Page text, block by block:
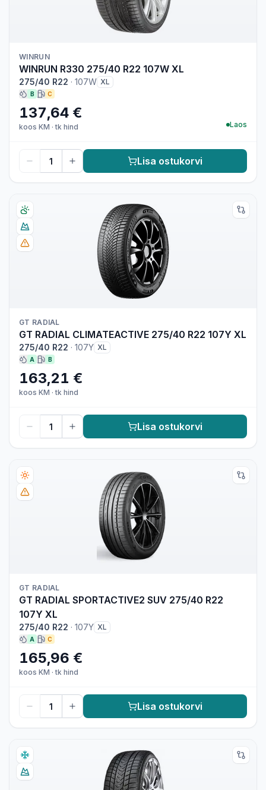
WINRUN
WINRUN R330 275/40 R22 107W XL
275/40 R22 · 107W XL
B C
137,64 €
koos KM ·tk hind Laos
Lisa ostukorvi
GT RADIAL
GT RADIAL CLIMATEACTIVE 275/40 R22 107Y XL
275/40 R22 · 107Y XL
A B
163,21 €
koos KM ·tk hind
Lisa ostukorvi
GT RADIAL
GT RADIAL SPORTACTIVE2 SUV 275/40 R22
107Y XL
275/40 R22 · 107Y XL
A C
165,96 €
koos KM ·tk hind
Lisa ostukorvi